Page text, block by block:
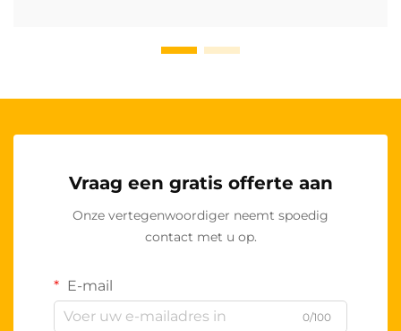
Vraag een gratis offerte aan
Onze vertegenwoordiger neemt spoedig
contact met u op.
E-mail
0/100